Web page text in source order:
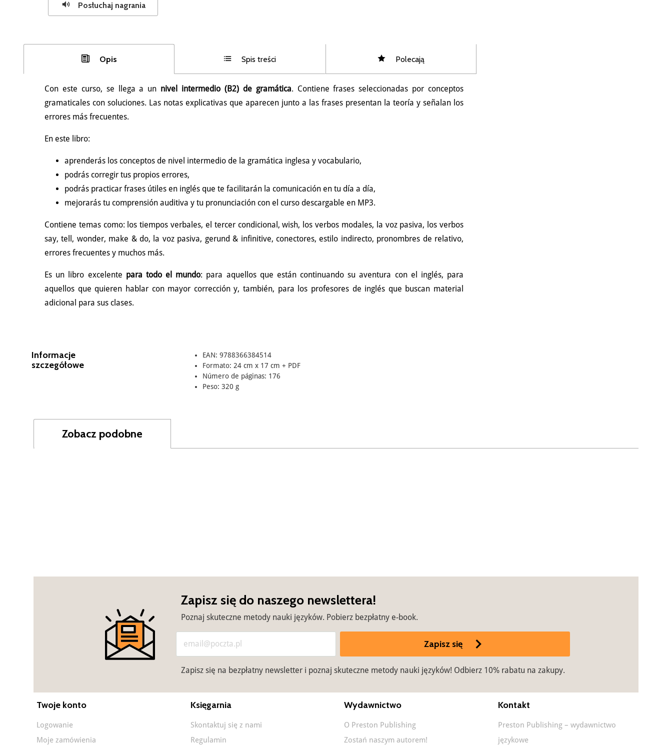
Posłuchaj nagrania
Opis Spis treści Polecają
Con este curso, se llega a un nivel intermedio (B2) de gramática. Contiene frases seleccionadas por conceptos
gramaticales con soluciones. Las notas explicativas que aparecen junto a las frases presentan la teoría y señalan los
errores más frecuentes.
En este libro:
aprenderás los conceptos de nivel intermedio de la gramática inglesa y vocabulario,
podrás corregir tus propios errores,
podrás practicar frases útiles en inglés que te facilitarán la comunicación en tu día a día,
mejorarás tu comprensión auditiva y tu pronunciación con el curso descargable en MP3.
Contiene temas como: los tiempos verbales, el tercer condicional, wish, los verbos modales, la voz pasiva, los verbos
say, tell, wonder, make & do, la voz pasiva, gerund & infinitive, conectores, estilo indirecto, pronombres de relativo,
errores frecuentes y muchos más.
Es un libro excelente para todo el mundo: para aquellos que están continuando su aventura con el inglés, para
aquellos que quieren hablar con mayor corrección y, también, para los profesores de inglés que buscan material
adicional para sus clases.
Informacje
szczegółowe
EAN: 9788366384514
Formato: 24 cm x 17 cm + PDF
Número de páginas: 176
Peso: 320 g
Zobacz podobne
Zapisz się do naszego newslettera!
Poznaj skuteczne metody nauki języków. Pobierz bezpłatny e-book.
Zapisz się
Zapisz się na bezpłatny newsletter i poznaj skuteczne metody nauki języków! Odbierz 10% rabatu na zakupy.
Twoje konto
Logowanie
Moje zamówienia
Księgarnia
Skontaktuj się z nami
Regulamin
Wydawnictwo
O Preston Publishing
Zostań naszym autorem!
Kontakt
Preston Publishing – wydawnictwo
językowe